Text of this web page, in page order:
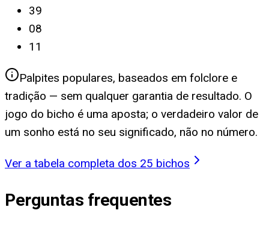
39
08
11
Palpites populares, baseados em folclore e
tradição — sem qualquer garantia de resultado. O
jogo do bicho é uma aposta; o verdadeiro valor de
um sonho está no seu significado, não no número.
Ver a tabela completa dos 25 bichos
Perguntas frequentes